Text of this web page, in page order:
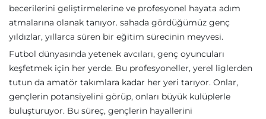
becerilerini geliştirmelerine ve profesyonel hayata adım
atmalarına olanak tanıyor. sahada gördüğümüz genç
yıldızlar, yıllarca süren bir eğitim sürecinin meyvesi.
Futbol dünyasında yetenek avcıları, genç oyuncuları
keşfetmek için her yerde. Bu profesyoneller, yerel liglerden
tutun da amatör takımlara kadar her yeri tarıyor. Onlar,
gençlerin potansiyelini görüp, onları büyük kulüplerle
buluşturuyor. Bu süreç, gençlerin hayallerini